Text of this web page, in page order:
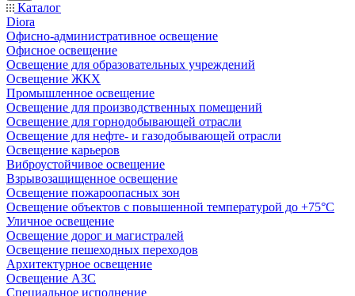
Каталог
Diora
Офисно-административное освещение
Офисное освещение
Освещение для образовательных учреждений
Освещение ЖКХ
Промышленное освещение
Освещение для производственных помещений
Освещение для горнодобывающей отрасли
Освещение для нефте- и газодобывающей отрасли
Освещение карьеров
Виброустойчивое освещение
Взрывозащищенное освещение
Освещение пожароопасных зон
Освещение объектов с повышенной температурой до +75°C
Уличное освещение
Освещение дорог и магистралей
Освещение пешеходных переходов
Архитектурное освещение
Освещение АЗС
Специальное исполнение